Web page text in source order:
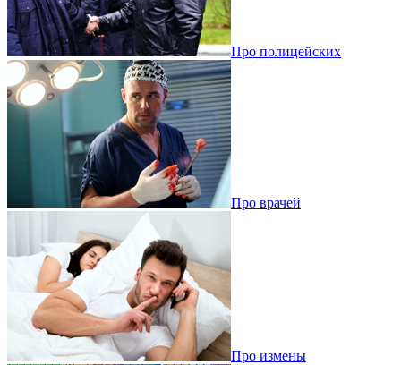
Про полицейских
Про врачей
Про измены